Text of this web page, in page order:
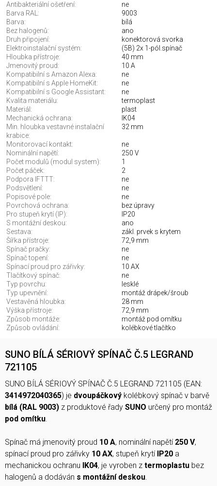
Antibakteriální ošetření:
ne
Barva RAL:
9003
Barva:
bílá
Bez halogenů:
ano
Druh připojení:
konektorová svorka
Elektroinstalační systém:
(5B) 2x 1-pól.spínač
Hloubka přístroje:
40 mm
Jmenovitý proud:
10 A
Kompatibilní s Amazon Alexa:
ne
Kompatibilní s Apple HomeKit:
ne
Kompatibilní s Google Assistant:
ne
Kvalita materiálu:
termoplast
Materiál:
plast
Mechanická ochrana:
IK04
Min. hloubka vestavné instalační
krabice:
32 mm
Monitorovací kontakt:
ne
Nominální napětí:
250 V
Počet modulů (modul system):
1
Počet páček:
2
Podpora IFTTT:
ne
Podsvětlení:
ne
Popisové pole:
ne
Povrchová ochrana:
bez úpravy
Pro stupeň krytí (IP):
IP20
S montážní deskou:
ano
Sestava:
zákl. prvek s krytem
Šířka přístroje:
72,9 mm
Spínač pračky:
ne
Spínač topení:
ne
Spínací proud pro zářivky:
10 AX
Tlačítkový spínač:
ne
Typ povrchu:
lesklé
Typ upevnění:
montáž drápek/šroub
Vestavěná hloubka:
28 mm
Výška přístroje:
72,9 mm
Způsob montáže:
montáž pod omítku
Způsob ovládání:
kolébkové tlačítko
SUNO BÍLÁ SÉRIOVÝ SPÍNAČ Č.5 LEGRAND
721105
SUNO BÍLÁ SÉRIOVÝ SPÍNAČ Č.5 LEGRAND 721105 (EAN:
3414972040365) je dvoupáčkový kolébkový spínač v barvě
bílá (RAL 9003) z produktové řady SUNO určený pro montáž
pod omítku.
Spínač má jmenovitý proud 10 A, nominální napětí 250 V,
spínací proud pro zářivky 10 AX, stupeň krytí IP20 a
mechanickou ochranu
IK04, je vyroben z termoplastu bez
halogenů a dodáván s montážní deskou.